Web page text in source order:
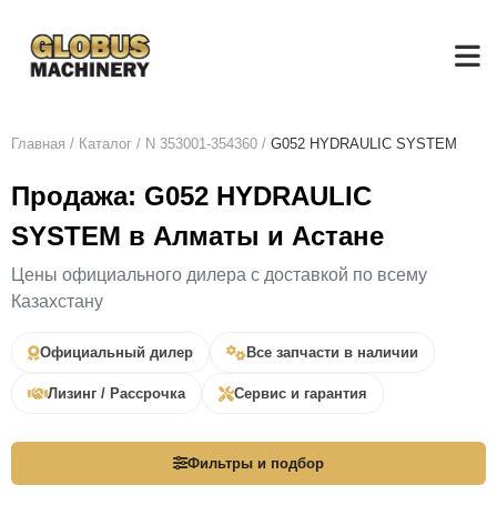
Главная / Каталог / N 353001-354360 / G052 HYDRAULIC SYSTEM
Продажа: G052 HYDRAULIC
SYSTEM в Алматы и Астане
Цены официального дилера с доставкой по всему
Казахстану
Официальный дилер Все запчасти в наличии
Лизинг / Рассрочка Сервис и гарантия
Фильтры и подбор